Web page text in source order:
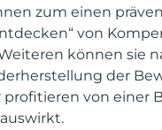
zum einen
von
können sie
der
von einer